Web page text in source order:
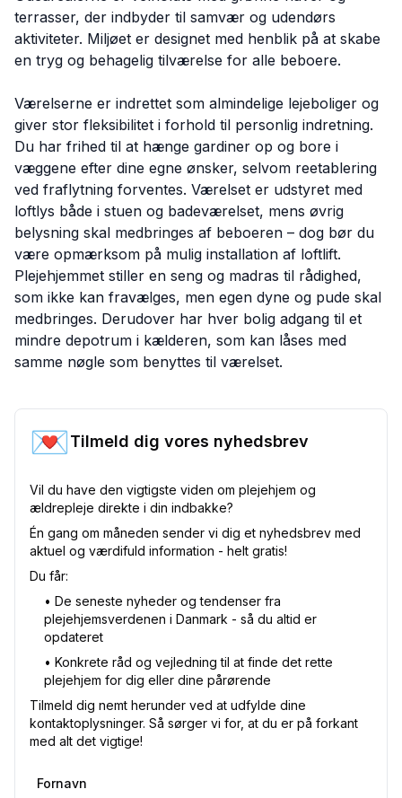
terrasser, der indbyder til samvær og udendørs
aktiviteter. Miljøet er designet med henblik på at skabe
en tryg og behagelig tilværelse for alle beboere.
Værelserne er indrettet som almindelige lejeboliger og
giver stor fleksibilitet i forhold til personlig indretning.
Du har frihed til at hænge gardiner op og bore i
væggene efter dine egne ønsker, selvom reetablering
ved fraflytning forventes. Værelset er udstyret med
loftlys både i stuen og badeværelset, mens øvrig
belysning skal medbringes af beboeren – dog bør du
være opmærksom på mulig installation af loftlift.
Plejehjemmet stiller en seng og madras til rådighed,
som ikke kan fravælges, men egen dyne og pude skal
medbringes. Derudover har hver bolig adgang til et
mindre depotrum i kælderen, som kan låses med
samme nøgle som benyttes til værelset.
💌Tilmeld dig vores nyhedsbrev
Vil du have den vigtigste viden om plejehjem og
ældrepleje direkte i din indbakke?
Én gang om måneden sender vi dig et nyhedsbrev med
aktuel og værdifuld information - helt gratis!
Du får:
•⁠ De seneste nyheder og tendenser fra
plejehjemsverdenen i Danmark - så du altid er
opdateret
•⁠ Konkrete råd og vejledning til at finde det rette
plejehjem for dig eller dine pårørende
Tilmeld dig nemt herunder ved at udfylde dine
kontaktoplysninger. Så sørger vi for, at du er på forkant
med alt det vigtige!
Fornavn